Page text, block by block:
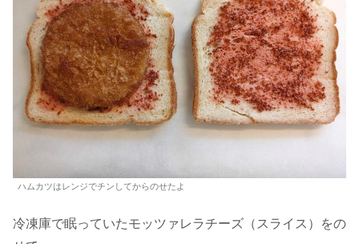
ハムカツはレンジでチンしてからのせたよ
冷凍庫で眠っていたモッツァレラチーズ（スライス）をの